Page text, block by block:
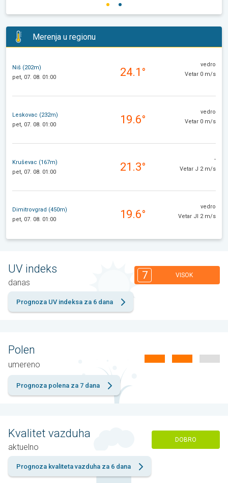
Merenja u regionu
Niš (202m)
pet, 07. 08. 01:00
24.1°
vedro
Vetar 0 m/s
Leskovac (232m)
pet, 07. 08. 01:00
19.6°
vedro
Vetar 0 m/s
Kruševac (167m)
pet, 07. 08. 01:00
21.3°
-
Vetar J 2 m/s
Dimitrovgrad (450m)
pet, 07. 08. 01:00
19.6°
vedro
Vetar JI 2 m/s
UV indeks
danas
7 VISOK
Prognoza UV indeksa za 6 dana
Polen
umereno
Prognoza polena za 7 dana
Kvalitet vazduha
aktuelno
DOBRO
Prognoza kvaliteta vazduha za 6 dana